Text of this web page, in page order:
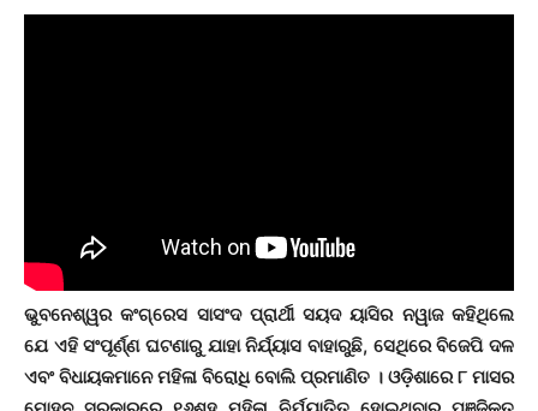
ଭୁବନେଶ୍ୱର କଂଗ୍ରେସ ସାସଂଦ ପ୍ରାର୍ଥୀ ସୟଦ ୟାସିର ନୱାଜ କହିଥିଲେ
ଯେ ଏହି ସଂପୂର୍ଣ୍ଣ ଘଟଣାରୁ ଯାହା ନିର୍ଯ୍ୟାସ ବାହାରୁଛି, ସେଥିରେ ବିଜେପି ଦଳ
ଏବଂ ବିଧାୟକମାନେ ମହିଳା ବିରୋଧି ବୋଲି ପ୍ରମାଣିତ । ଓଡ଼ିଶାରେ ୮ ମାସର